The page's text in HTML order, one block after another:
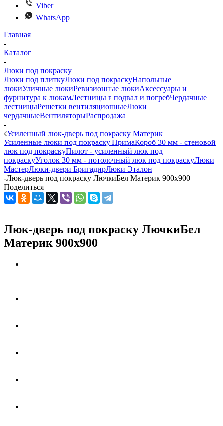
Viber
WhatsApp
Главная
-
Каталог
-
Люки под покраску
Люки под плиткуЛюки под покраскуНапольные
люкиУличные люкиРевизионные люкиАксессуары и
фурнитура к люкамЛестницы в подвал и погребЧердачные
лестницыРешетки вентиляционныеЛюки
чердачныеВентиляторыРаспродажа
-
Усиленный люк-дверь под покраску Материк
Усиленные люки под покраску ПримаКороб 30 мм - стеновой
люк под покраскуПилот - усиленный люк под
покраскуУголок 30 мм - потолочный люк под покраскуЛюки
МастерЛюки-двери БригадирЛюки Эталон
-Люк-дверь под покраску ЛючкиБел Материк 900х900
Поделиться
Люк-дверь под покраску ЛючкиБел
Материк 900х900